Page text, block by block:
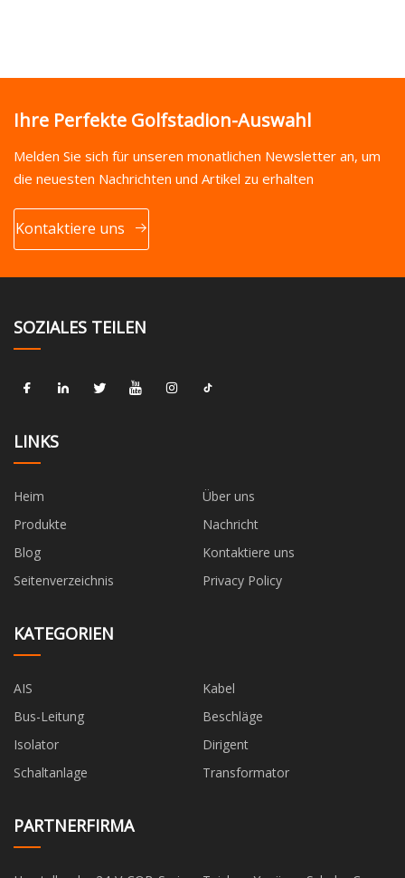
Ihre Perfekte Golfstadion-Auswahl
Melden Sie sich für unseren monatlichen Newsletter an, um
die neuesten Nachrichten und Artikel zu erhalten
Kontaktiere uns
SOZIALES TEILEN
LINKS
Heim
Über uns
Produkte
Nachricht
Blog
Kontaktiere uns
Seitenverzeichnis
Privacy Policy
KATEGORIEN
AIS
Kabel
Bus-Leitung
Beschläge
Isolator
Dirigent
Schaltanlage
Transformator
PARTNERFIRMA